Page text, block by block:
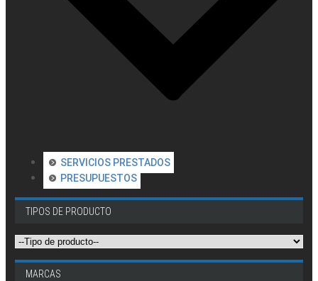
SERVICIOS PRESTADOS
PRESUPUESTOS
TIPOS DE PRODUCTO
MARCAS